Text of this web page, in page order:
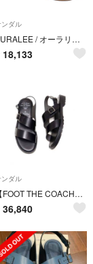
ンダル
AURALEE / オーラリー | 2022SS | LEATHER STRAP SANDAL レザー ストラップ サンダル | 9 | ブラック | メンズ
18,133
ンダル
【FOOT THE COACHER】S.S. BELT SANDALS
36,840